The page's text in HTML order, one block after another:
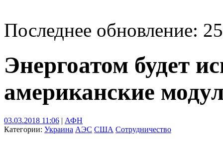
Последнее обновление:
Энергоатом будет
американские
03.03.2018 11:06 | АФН
Категории: Украина АЭС США Сотрудничество